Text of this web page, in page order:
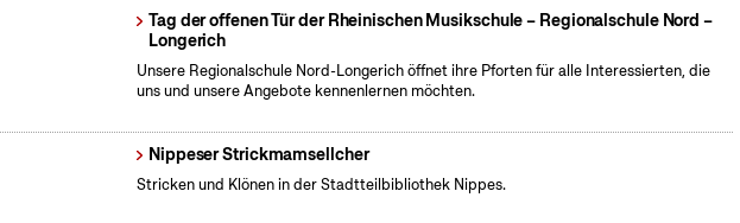
Tag der offenen Tür der Rheinischen Musikschule – Regionalschule Nord –
Longerich
Unsere Regionalschule Nord-Longerich öffnet ihre Pforten für alle Interessierten, die
uns und unsere Angebote kennenlernen möchten.
Nippeser Strickmamsellcher
Stricken und Klönen in der Stadtteilbibliothek Nippes.